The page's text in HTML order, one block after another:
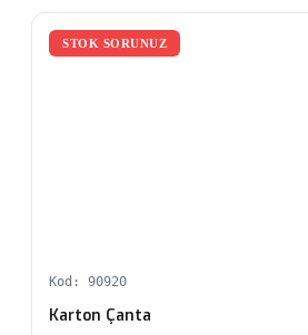
STOK SORUNUZ
Kod: 90920
Karton Çanta